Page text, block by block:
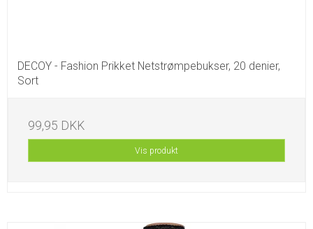
DECOY - Fashion Prikket Netstrømpebukser, 20 denier,
Sort
99,95 DKK
Vis produkt